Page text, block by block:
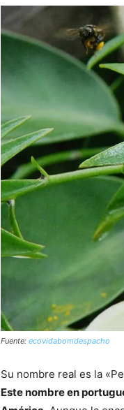
Fuente: ecovidabomdespacho
Su nombre real es la
Este nombre en